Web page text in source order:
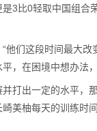
3比0轻取中国组
他们这段时间最大
，在困境中想办法
打出一定的水平，
美柚每天的训练时